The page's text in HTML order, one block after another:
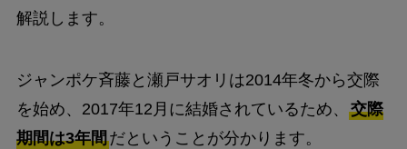
解説します。
ジャンポケ斉藤と瀬戸サオリは2014年冬から交際
を始め、2017年12月に結婚されているため、 交際
期間は3年間だということが分かります。